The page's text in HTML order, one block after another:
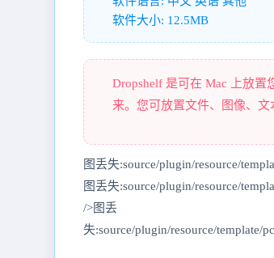
软件大小: 12.5MB
Dropshelf 是可在 Mac 上放置
来。您可放置文件、图像、文
图丢失:source/plugin/resource/
图丢失:source/plugin/resource/
/>图丢
失:source/plugin/resource/template/